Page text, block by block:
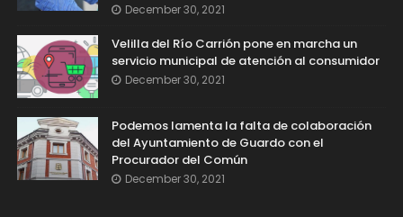
December 30, 2021
Velilla del Río Carrión pone en marcha un
servicio municipal de atención al consumidor
December 30, 2021
Podemos lamenta la falta de colaboración
del Ayuntamiento de Guardo con el
Procurador del Común
December 30, 2021